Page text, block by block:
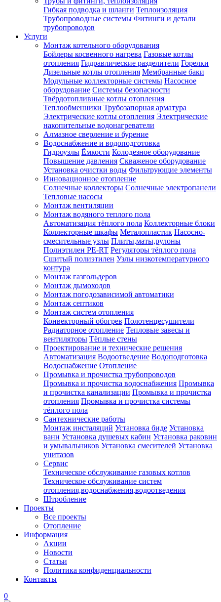
Гибкая подводка и шланги Теплоизоляция
Трубопроводные системы Фитинги и детали
трубопроводов
Услуги
Монтаж котельного оборудования
Бойлеры косвенного нагрева Газовые котлы
отопления Гидравлические разделители Горелки
Дизельные котлы отопления Мембранные баки
Модульные коллекторные системы Насосное
оборудование Системы безопасности
Твёрдотопливные котлы отопления
Теплообменники Трубозапорная арматура
Электрические котлы отопления Электрические
накопительные водонагреватели
Алмазное сверление и бурение
Водоснабжение и водоподготовка
Гидроузлы Ёмкости Колодезное оборудование
Повышение давления Скваженое оборудование
Установка очистки воды Фильтрующие элементы
Инновационное отопление
Солнечные коллекторы Солнечные электропанели
Тепловые насосы
Монтаж вентиляции
Монтаж водяного теплого пола
Автоматизация тёплого пола Коллекторные блоки
Коллекторные шкафы Металопластик Насосно-
смесительные узлы Плиты,маты,рулоны
Полиэтилен PE-RT Регуляторы тёплого пола
Сшитый полиэтилен Узлы низкотемпературного
контура
Монтаж газгольдеров
Монтаж дымоходов
Монтаж погодозависимой автоматики
Монтаж септиков
Монтаж систем отопления
Конвекторный обогрев Полотенцесушители
Радиаторное отопление Тепловые завесы и
вентиляторы Тёплые стены
Проектирование и технические решения
Автоматизация Водоотведение Водоподготовка
Водоснабжение Отопление
Промывка и прочистка трубопроводов
Промывка и прочистка водоснабжения Промывка
и прочистка канализации Промывка и прочистка
отопления Промывка и прочистка системы
тёплого пола
Сантехнические работы
Монтаж инсталяций Установка биде Установка
ванн Установка душевых кабин Установка раковин
и умывальников Установка смесителей Установка
унитазов
Сервис
Техническое обслуживание газовых котлов
Техническое обслуживание систем
отопления,водоснабжения,водоотведения
Штробление
Проекты
Все проекты
Отопление
Информация
Акции
Новости
Статьи
Политика конфиденциальности
Контакты
0